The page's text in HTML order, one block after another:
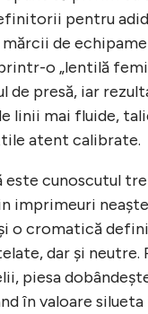
pentru
de
o „lentilă
de presă, iar
linii mai fluide,
atent calibrate.
este cunoscutul
imprimeuri
o cromatică
dar și neutre.
piesa
în valoare